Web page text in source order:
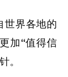
世界各地的
加“值得信
。